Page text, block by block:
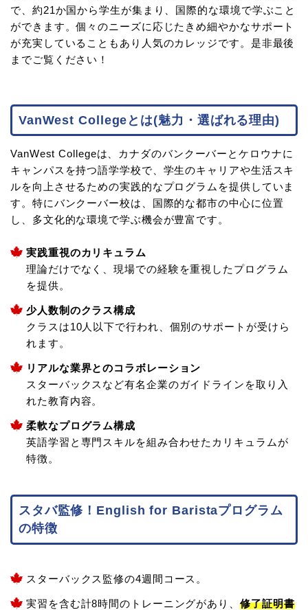
で、約21か国から学生が集まり、国際的な環境で学ぶこと
ができます。個々のニーズに応じたきめ細やかなサポート
が充実していることもあり人気のカレッジです。是非最後
までご覧ください！
VanWest Collegeとは(魅力・選ばれる理由)
VanWest Collegeは、カナダのバンクーバーとケロウナに
キャンパスを持つ語学学校で、学生のキャリアや生活スキ
ルを向上させるための実践的なプログラムを提供していま
す。特にバンクーバー校は、国際的な都市の中心に位置
し、多文化的な環境で学ぶ機会が豊富です。
実践重視のカリキュラム
理論だけでなく、現場での経験を重視したプログラム
を提供。
少人数制のクラス構成
クラスは10人以下で行われ、個別のサポートが受けら
れます。
リアルな業界とのコラボレーション
スターバックスなど有名企業のガイドラインを取り入
れた教育内容。
柔軟なプログラム構成
英語学習と専門スキルを組み合わせたカリキュラムが
特徴。
スタバ監修！English for Baristaプログラム
の特徴
スターバックス監修の4週間コース。
実習を含む計8時間のトレーニングがあり、 修了証明書